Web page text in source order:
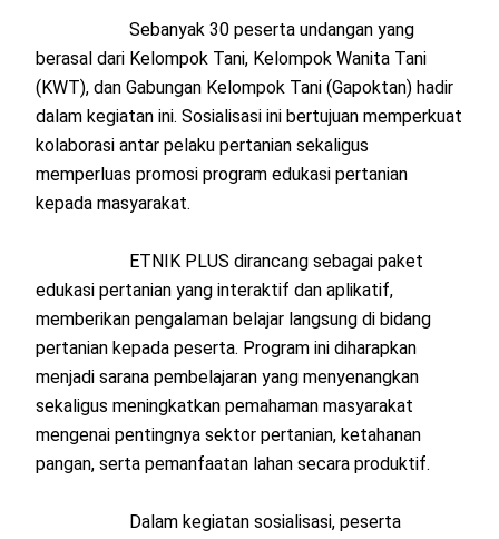
Sebanyak 30 peserta undangan yang
berasal dari Kelompok Tani, Kelompok Wanita Tani
(KWT), dan Gabungan Kelompok Tani (Gapoktan) hadir
dalam kegiatan ini. Sosialisasi ini bertujuan memperkuat
kolaborasi antar pelaku pertanian sekaligus
memperluas promosi program edukasi pertanian
kepada masyarakat.
ETNIK PLUS dirancang sebagai paket
edukasi pertanian yang interaktif dan aplikatif,
memberikan pengalaman belajar langsung di bidang
pertanian kepada peserta. Program ini diharapkan
menjadi sarana pembelajaran yang menyenangkan
sekaligus meningkatkan pemahaman masyarakat
mengenai pentingnya sektor pertanian, ketahanan
pangan, serta pemanfaatan lahan secara produktif.
Dalam kegiatan sosialisasi, peserta